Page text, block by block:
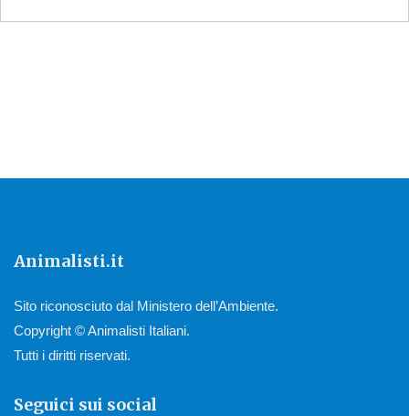
Animalisti.it
Sito riconosciuto dal Ministero dell’Ambiente.
Copyright © Animalisti Italiani.
Tutti i diritti riservati.
Seguici sui social